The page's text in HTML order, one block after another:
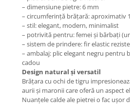
semiprețioase
Brățări din Argint cu pietre
semiprețioase
Brățări elastice cu pietre
semiprețioase
BRĂȚĂRI DE PICIOR
Brățări de picior din Aur
Brățări de picior din Argint
– dimensiune pietre: 6 mm
– circumferință brățară: aproximativ
– stil: elegant, modern, minimalist
– potrivită pentru: femei și bărbați
– sistem de prindere: fir elastic
– ambalaj: plic elegant negru pentru
cadou
Design natural și versatil
Brățara cu ochi de tigru
aurii și maronii care oferă un aspect
Nuanțele calde ale pietrei o fac ușor